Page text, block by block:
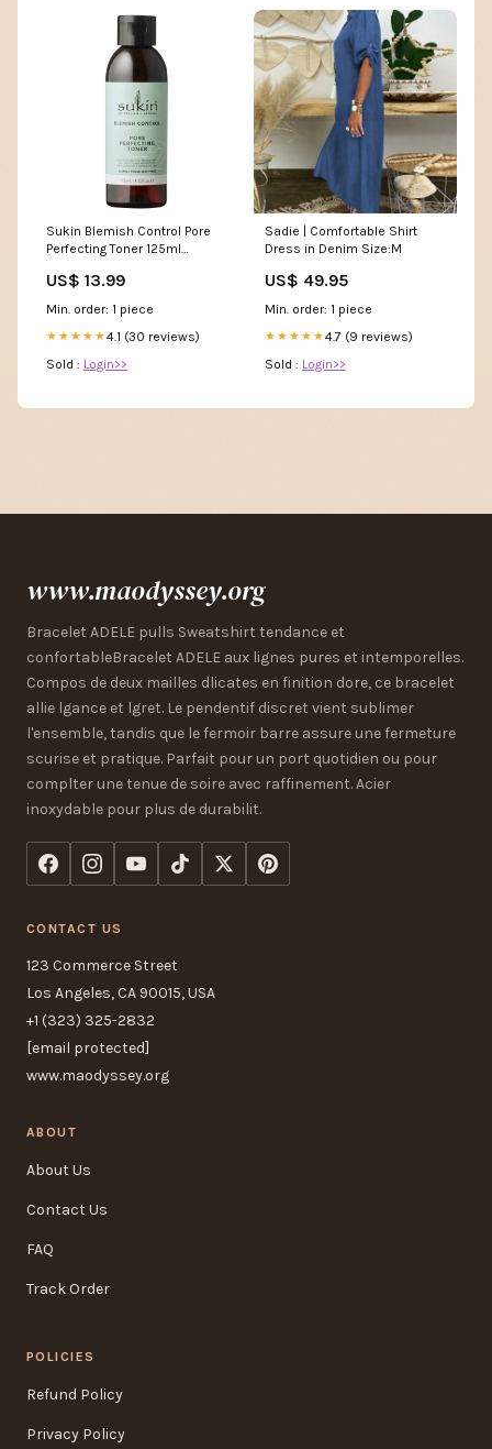
Sukin Blemish Control Pore
Perfecting Toner 125ml
US$ 13.99
Min. order: 1 piece
★★★★★4.1 (30 reviews)
Sold : Login>>
Sadie | Comfortable Shirt
Dress in Denim Size:M
US$ 49.95
Min. order: 1 piece
★★★★★4.7 (9 reviews)
Sold : Login>>
www.maodyssey.org
Bracelet ADELE pulls Sweatshirt tendance et
confortableBracelet ADELE aux lignes pures et intemporelles.
Compos de deux mailles dlicates en finition dore, ce bracelet
allie lgance et lgret. Le pendentif discret vient sublimer
l'ensemble, tandis que le fermoir barre assure une fermeture
scurise et pratique. Parfait pour un port quotidien ou pour
complter une tenue de soire avec raffinement. Acier
inoxydable pour plus de durabilit.
CONTACT US
123 Commerce Street
Los Angeles, CA 90015, USA
+1 (323) 325-2832
[email protected]
www.maodyssey.org
ABOUT
About Us
Contact Us
FAQ
Track Order
POLICIES
Refund Policy
Privacy Policy